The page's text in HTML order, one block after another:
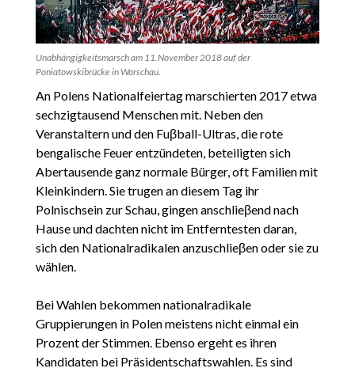
Unabhängigkeitsmarsch am 11.November 2018 auf der
Poniatowskibrücke in Warschau.
An Polens Nationalfeiertag marschierten 2017 etwa
sechzigtausend Menschen mit. Neben den
Veranstaltern und den Fuβball-Ultras, die rote
bengalische Feuer entzündeten, beteiligten sich
Abertausende ganz normale Bürger, oft Familien mit
Kleinkindern. Sie trugen an diesem Tag ihr
Polnischsein zur Schau, gingen anschlieβend nach
Hause und dachten nicht im Entferntesten daran,
sich den Nationalradikalen anzuschlieβen oder sie zu
wählen.
Bei Wahlen bekommen nationalradikale
Gruppierungen in Polen meistens nicht einmal ein
Prozent der Stimmen. Ebenso ergeht es ihren
Kandidaten bei Präsidentschaftswahlen. Es sind